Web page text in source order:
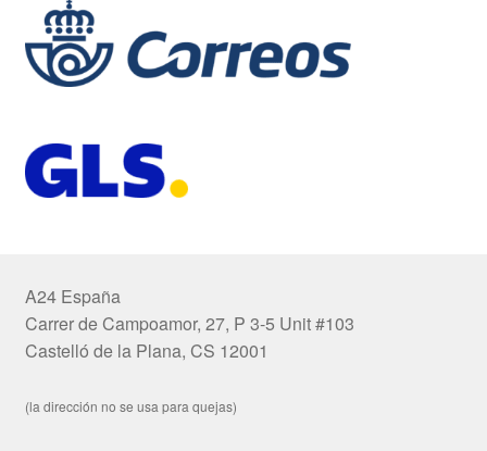
A24 España
Carrer de Campoamor, 27, P 3-5 Unit #103
Castelló de la Plana, CS 12001
(la dirección no se usa para quejas)